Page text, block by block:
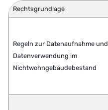
Rechtsgrundlage
Regeln zur Datenaufnahme und
Datenverwendung im
Nichtwohngebäudebestand